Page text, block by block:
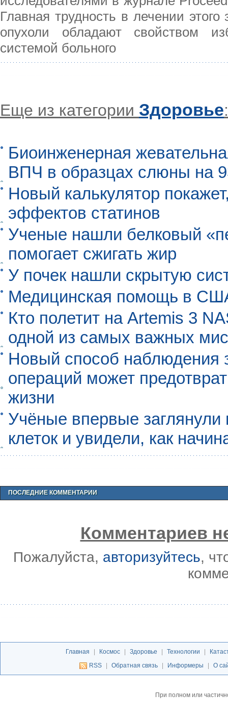
Главная трудность в лечении
опухоли обладают свойством
системой больного
Еще из категории Здоровье:
Биоинженерная
ВПЧ в образцах слюны на
Новый калькулятор
эффектов статинов
Ученые нашли белковый
помогает сжигать жир
У почек нашли скрытую
Медицинская помощь в
Кто полетит на Artemis 3
одной из самых важных
Новый способ наблюдения
операций может
жизни
Учёные впервые
клеток и увидели, как
ПОСЛЕДНИЕ КОММЕНТАРИИ
Комментариев
Пожалуйста, авторизуйтесь,
Главная Космос Здоровье Технологии
RSS
Обратная связь Информеры О
При полном или